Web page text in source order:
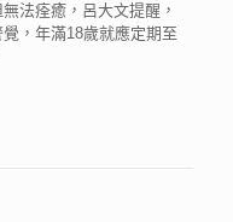
法痊癒，呂大文提醒，
，年滿18歲就應定期至